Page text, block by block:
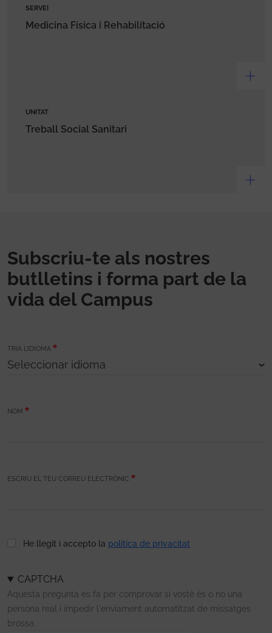
SERVEI
Medicina Física i Rehabilitació
UNITAT
Treball Social Sanitari
Subscriu-te als nostres
butlletins i forma part de la
vida del Campus
TRIA L’IDIOMA
NOM
ESCRIU EL TEU CORREU ELECTRÒNIC
He llegit i accepto la política de privacitat
CAPTCHA
Aquesta pregunta es fa per comprovar si vostè és o no una
persona real i impedir l'enviament automatitzat de missatges
brossa.